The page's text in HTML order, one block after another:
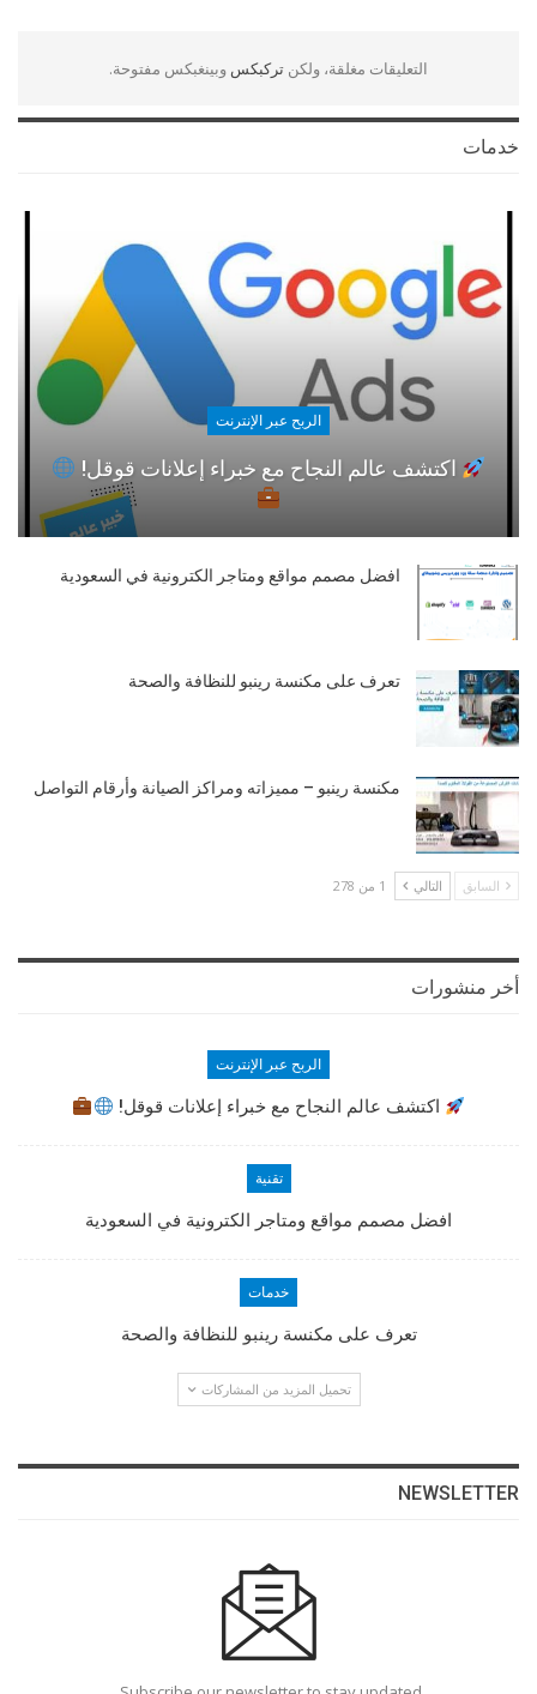
التعليقات مغلقة، ولكن تركبكس وبينغبكس مفتوحة.
خدمات
الربح عبر الإنترنت
اكتشف عالم النجاح مع خبراء إعلانات قوقل!
افضل مصمم مواقع ومتاجر الكترونية في السعودية
تعرف على مكنسة رينبو للنظافة والصحة
مكنسة رينبو – مميزاته ومراكز الصيانة وأرقام التواصل
السابق التالي 1 من 278
أخر منشورات
الربح عبر الإنترنت
اكتشف عالم النجاح مع خبراء إعلانات قوقل!
تقنية
افضل مصمم مواقع ومتاجر الكترونية في السعودية
خدمات
تعرف على مكنسة رينبو للنظافة والصحة
تحميل المزيد من المشاركات
NEWSLETTER